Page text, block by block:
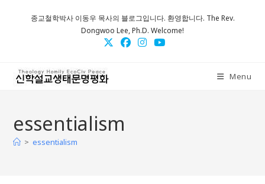
종교철학박사 이동우 목사의 블로그입니다. 환영합니다. The Rev.
Dongwoo Lee, Ph.D. Welcome!
Menu
essentialism
> essentialism